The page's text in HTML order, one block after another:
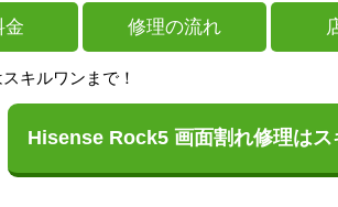
金 修理の流れ
キルワンまで！
Hisense Rock5 画面割れ修理はス